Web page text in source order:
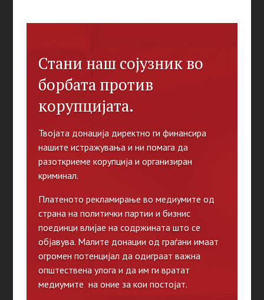
Стани наш сојузник во
борбата против
корупцијата.
Твојата донација директно ги финансира
нашите истражувања и ни помага да
разоткриеме корупција и организиран
криминал.
Платеното рекламирање во медиумите од
страна на политички партии и бизнис
поединци влијае на содржината што се
објавува. Малите донации од граѓани имаат
огромен потенцијал да одиграат важна
општествена улога и да им ги вратат
медиумите на оние за кои постојат.